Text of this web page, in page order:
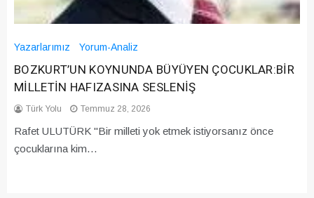
Yazarlarımız Yorum-Analiz
BOZKURT’UN KOYNUNDA BÜYÜYEN ÇOCUKLAR:BİR
MİLLETİN HAFIZASINA SESLENİŞ
Türk Yolu Temmuz 28, 2026
Rafet ULUTÜRK "Bir milleti yok etmek istiyorsanız önce
çocuklarına kim…